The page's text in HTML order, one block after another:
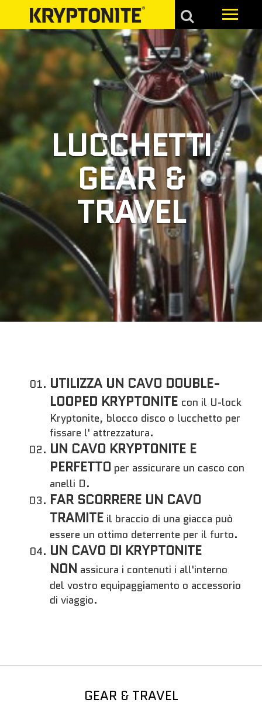
LUCCHETTI
GEAR &
TRAVEL
UTILIZZA UN CAVO DOUBLE-
LOOPED KRYPTONITE con il U-lock
Kryptonite, blocco disco o lucchetto per
fissare l' attrezzatura.
UN CAVO KRYPTONITE E
PERFETTO per assicurare un casco con
anelli D.
FAR SCORRERE UN CAVO
TRAMITEil braccio di una giacca può
essere un ottimo deterrente per il furto.
UN CAVO DI KRYPTONITE
NON assicura i contenuti i all'interno
del vostro equipaggiamento o accessorio
di viaggio.
GEAR & TRAVEL